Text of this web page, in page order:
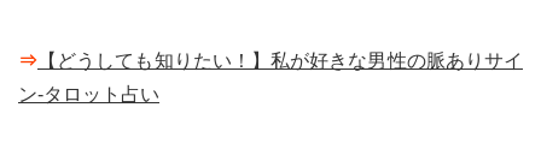
⇒ 【どうしても知りたい！】私が好きな男性の脈ありサイ
ン-タロット占い